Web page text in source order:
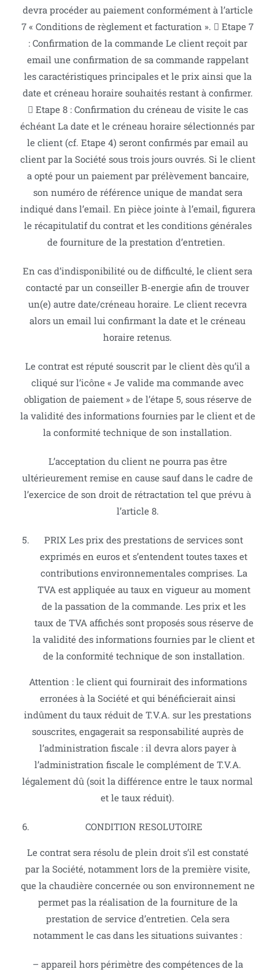
devra procéder au paiement conformément à l’article
7 « Conditions de règlement et facturation ».  Etape 7
: Confirmation de la commande Le client reçoit par
email une confirmation de sa commande rappelant
les caractéristiques principales et le prix ainsi que la
date et créneau horaire souhaités restant à confirmer.
 Etape 8 : Confirmation du créneau de visite le cas
échéant La date et le créneau horaire sélectionnés par
le client (cf. Etape 4) seront confirmés par email au
client par la Société sous trois jours ouvrés. Si le client
a opté pour un paiement par prélèvement bancaire,
son numéro de référence unique de mandat sera
indiqué dans l’email. En pièce jointe à l’email, figurera
le récapitulatif du contrat et les conditions générales
de fourniture de la prestation d’entretien.
En cas d’indisponibilité ou de difficulté, le client sera
contacté par un conseiller B-energie afin de trouver
un(e) autre date/créneau horaire. Le client recevra
alors un email lui confirmant la date et le créneau
horaire retenus.
Le contrat est réputé souscrit par le client dès qu’il a
cliqué sur l’icône « Je valide ma commande avec
obligation de paiement » de l’étape 5, sous réserve de
la validité des informations fournies par le client et de
la conformité technique de son installation.
L’acceptation du client ne pourra pas être
ultérieurement remise en cause sauf dans le cadre de
l’exercice de son droit de rétractation tel que prévu à
l’article 8.
PRIX Les prix des prestations de services sont
exprimés en euros et s’entendent toutes taxes et
contributions environnementales comprises. La
TVA est appliquée au taux en vigueur au moment
de la passation de la commande. Les prix et les
taux de TVA affichés sont proposés sous réserve de
la validité des informations fournies par le client et
de la conformité technique de son installation.
Attention : le client qui fournirait des informations
erronées à la Société et qui bénéficierait ainsi
indûment du taux réduit de T.V.A. sur les prestations
souscrites, engagerait sa responsabilité auprès de
l’administration fiscale : il devra alors payer à
l’administration fiscale le complément de T.V.A.
légalement dû (soit la différence entre le taux normal
et le taux réduit).
CONDITION RESOLUTOIRE
Le contrat sera résolu de plein droit s’il est constaté
par la Société, notamment lors de la première visite,
que la chaudière concernée ou son environnement ne
permet pas la réalisation de la fourniture de la
prestation de service d’entretien. Cela sera
notamment le cas dans les situations suivantes :
– appareil hors périmètre des compétences de la